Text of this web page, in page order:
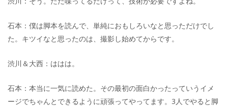
石本：僕は脚本を読んで、単純におもしろいなと思っただけでし
た。キツイなと思ったのは、撮影し始めてからです。
渋川＆大西：ははは。
石本：本当に一気に読めた。その最初の面白かったっていうイメ
ージでちゃんとできるように頑張ってやってます。3人でやると脚